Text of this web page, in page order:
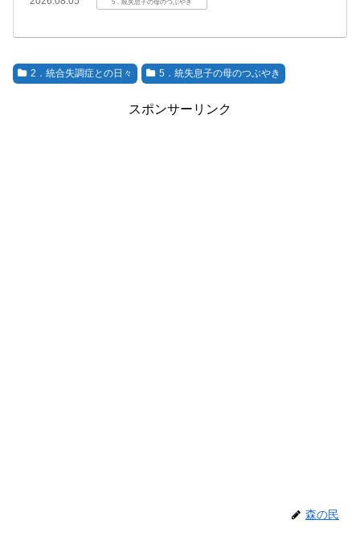
5．統失息子の母のつぶやき
2．統合失調症との日々 5．統失息子の母のつぶやき
スポンサーリンク
森の民